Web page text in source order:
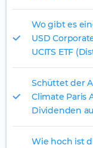
Wo gibt es
USD
UCITS ETF
Schüttet der
Climate Paris
Dividenden
Wie hoch ist